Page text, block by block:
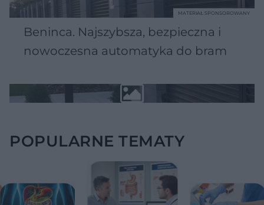
Beninca. Najszybsza, bezpieczna i
nowoczesna automatyka do bram
MATERIAŁ SPONSOROWANY
POPULARNE TEMATY